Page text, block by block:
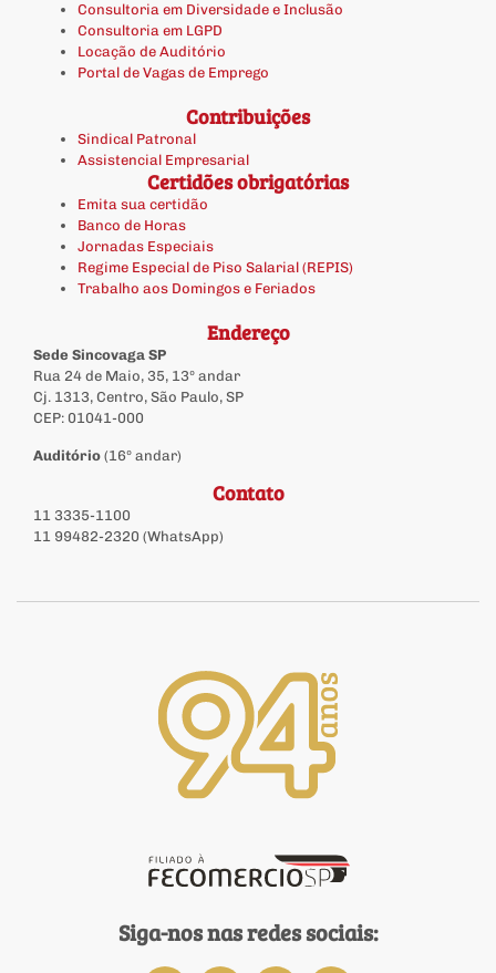
Consultoria em Diversidade e Inclusão
Consultoria em LGPD
Locação de Auditório
Portal de Vagas de Emprego
Contribuições
Sindical Patronal
Assistencial Empresarial
Certidões obrigatórias
Emita sua certidão
Banco de Horas
Jornadas Especiais
Regime Especial de Piso Salarial (REPIS)
Trabalho aos Domingos e Feriados
Endereço
Sede Sincovaga SP
Rua 24 de Maio, 35, 13º andar
Cj. 1313, Centro, São Paulo, SP
CEP: 01041-000
Auditório (16º andar)
Contato
11 3335-1100
11 99482-2320 (WhatsApp)
Siga-nos nas redes sociais: